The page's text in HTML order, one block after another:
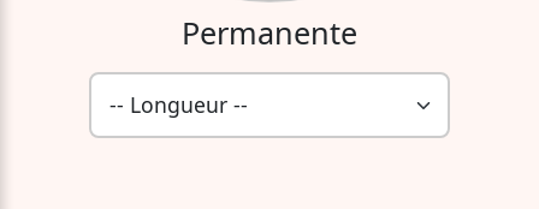
Permanente